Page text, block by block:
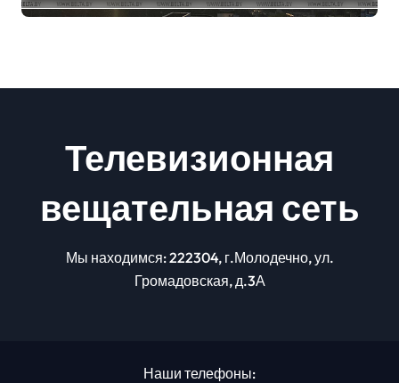
Телевизионная
вещательная сеть
Мы находимся: 222304, г.Молодечно, ул.
Громадовская, д.3А
Наши телефоны: